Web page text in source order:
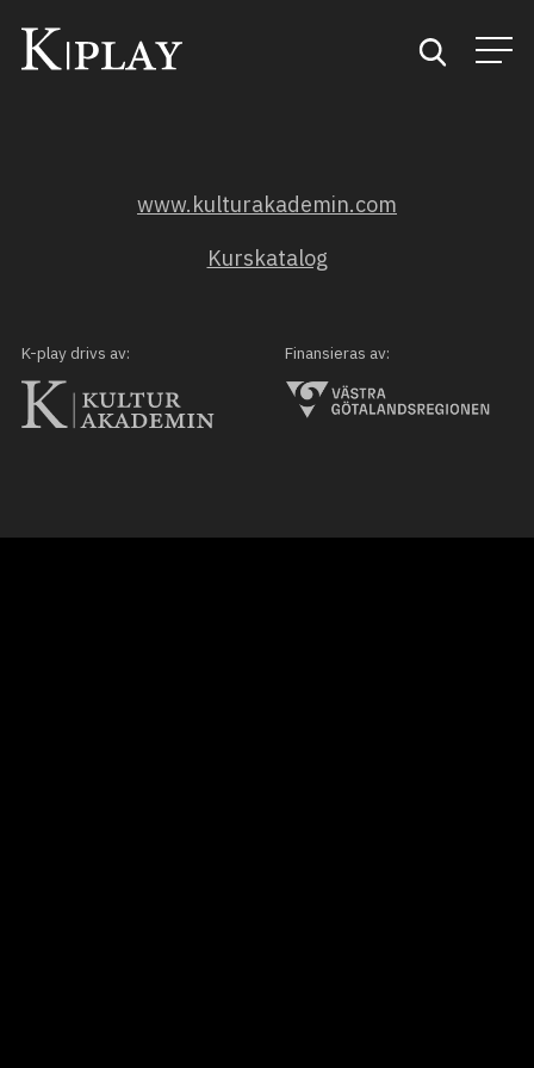
Kategorier
Mina favoriter
www.kulturakademin.com
Kurskatalog
K-play drivs av: Finansieras av: